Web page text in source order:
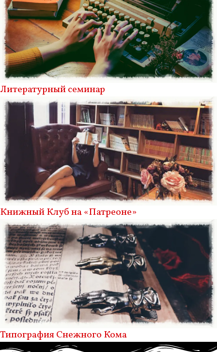
Литературный семинар
Книжный Клуб на «Патреоне»
Типография Снежного Кома